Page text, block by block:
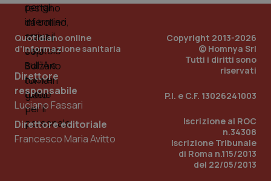
Quotidiano online
d'informazione sanitaria
Direttore
responsabile
Luciano Fassari
Direttore editoriale
Francesco Maria Avitto
Copyright 2013-2026
© Homnya Srl
Tutti i diritti sono
riservati
P.I. e C.F. 13026241003
Iscrizione al ROC
n.34308
Iscrizione Tribunale
di Roma n.115/2013
del 22/05/2013
_ga_KM60CM4NPH .quotidianosanita.it
1